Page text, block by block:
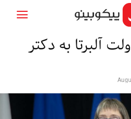
آلبرتا به دکتر